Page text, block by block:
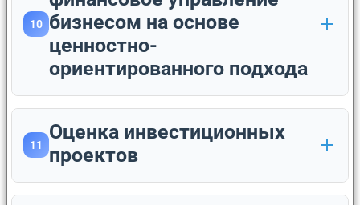
10 бизнесом на основе
ценностно-
ориентированного подхода
11
Оценка инвестиционных
проектов